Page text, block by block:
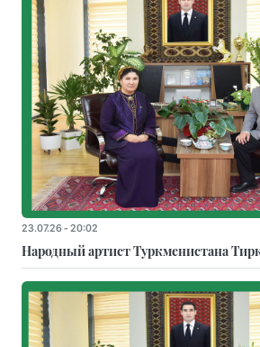
23.07.26 - 20:02
Народный артист Туркменистана